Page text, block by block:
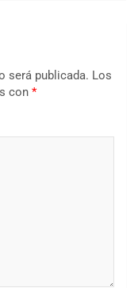
será publicada. Los
con *